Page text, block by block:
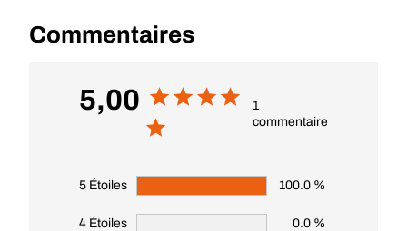
Commentaires
5,00
1
commentaire
5 Étoiles 100.0 %
4 Étoiles 0.0 %